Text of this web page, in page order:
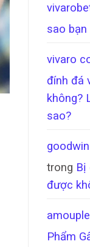
sao
vivaro
đính đá
không?
sao?
trong Bị
được
amouple
Phẩm